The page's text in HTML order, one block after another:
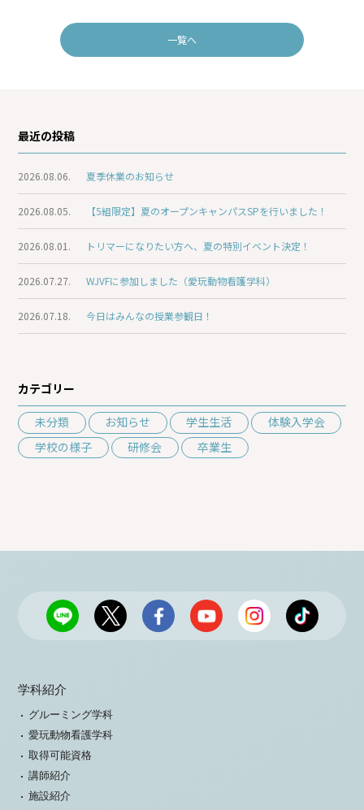
一覧へ
最近の投稿
2026.08.06. 夏季休業のお知らせ
2026.08.05. 【5組限定】夏のオープンキャンパスSPを行いました！
2026.08.01. トリマーになりたい方へ、夏の特別イベント決定！
2026.07.27. WJVFに参加しました（愛玩動物看護学科）
2026.07.18. 今日はみんなの授業参観日！
カテゴリー
未分類 お知らせ 学生生活
体験入学会
学校の様子
研修会 卒業生
学科紹介
グルーミング学科
愛玩動物看護学科
取得可能資格
講師紹介
施設紹介